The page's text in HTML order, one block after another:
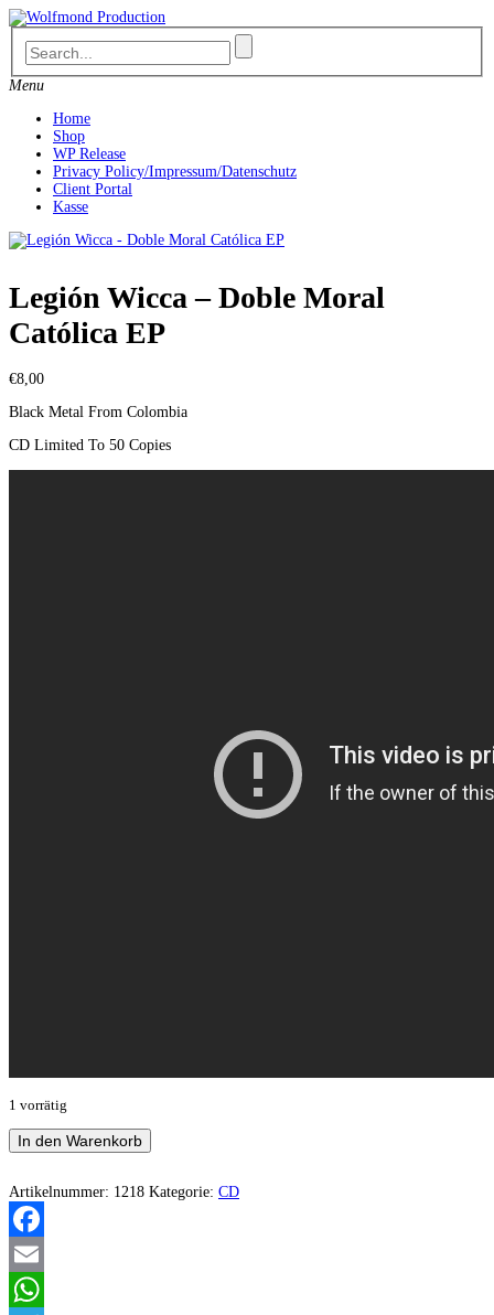
Skip
to
content
Menu
Home
Shop
WP Release
Privacy Policy/Impressum/Datenschutz
Client Portal
Kasse
Legión Wicca – Doble Moral
Católica EP
€8,00
Black Metal From Colombia
CD Limited To 50 Copies
1 vorrätig
Legión
Wicca
Doble
Moral
Católica
EP
Menge
In den Warenkorb
Artikelnummer: 1218 Kategorie: CD
Facebook
Email